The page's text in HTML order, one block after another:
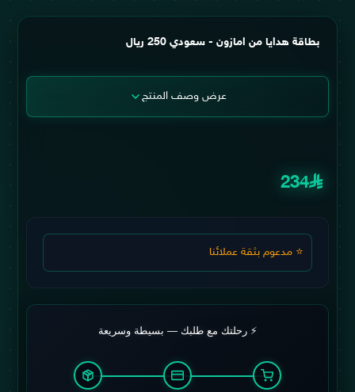
بطاقة هدايا من امازون - سعودي 250 ريال
عرض وصف المنتج
234
⭐ مدعوم بثقة عملائنا
⚡ رحلتك مع طلبك — بسيطة وسريعة